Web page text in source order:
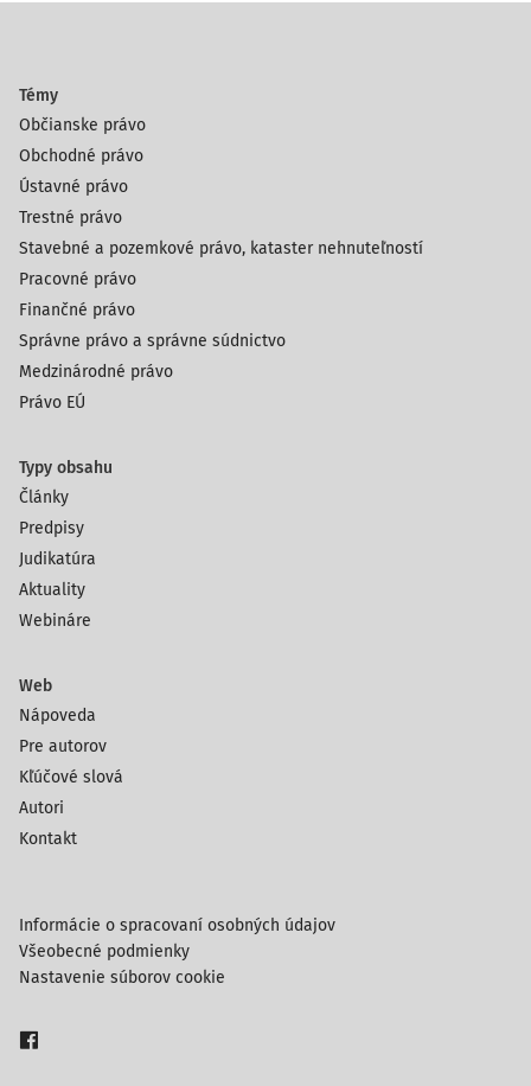
Témy
Občianske právo
Obchodné právo
Ústavné právo
Trestné právo
Stavebné a pozemkové právo, kataster nehnuteľností
Pracovné právo
Finančné právo
Správne právo a správne súdnictvo
Medzinárodné právo
Právo EÚ
Typy obsahu
Články
Predpisy
Judikatúra
Aktuality
Webináre
Web
Nápoveda
Pre autorov
Kľúčové slová
Autori
Kontakt
Informácie o spracovaní osobných údajov
Všeobecné podmienky
Nastavenie súborov cookie